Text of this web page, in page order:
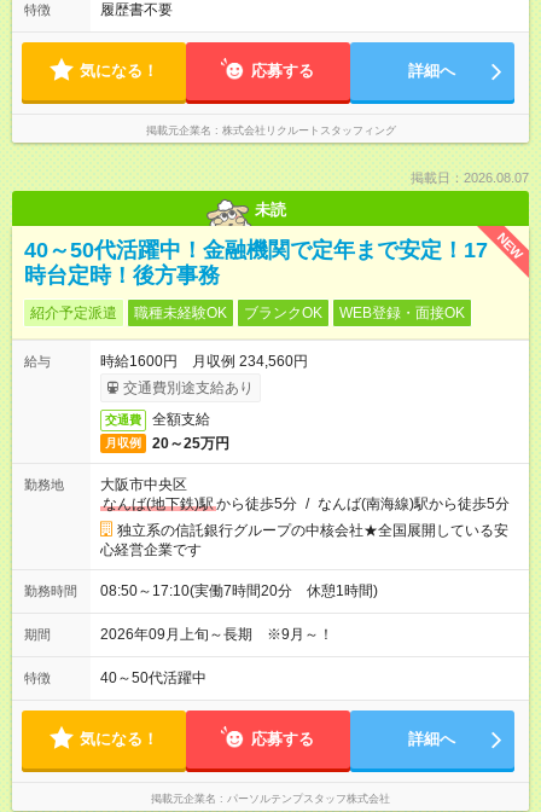
特徴 履歴書不要
気になる！ 応募する 詳細へ
掲載元企業名 株式会社リクルートスタッフィング
掲載日：2026.08.07
未読
NEW
40～50代活躍中！金融機関で定年まで安定！17
時台定時！後方事務
紹介予定派遣 職種未経験OK ブランクOK WEB登録・面接OK
給与
時給1600円 月収例 234,560円
交通費別途支給あり
交通費 全額支給
月収例 20～25万円
勤務地
大阪市中央区
なんば(地下鉄)駅から徒歩5分 / なんば(南海線)駅から徒歩5分
独立系の信託銀行グループの中核会社★全国展開している安
心経営企業です
勤務時間 08:50～17:10(実働7時間20分 休憩1時間)
期間 2026年09月上旬～長期 ※9月～！
特徴 40～50代活躍中
気になる！ 応募する 詳細へ
掲載元企業名 パーソルテンプスタッフ株式会社